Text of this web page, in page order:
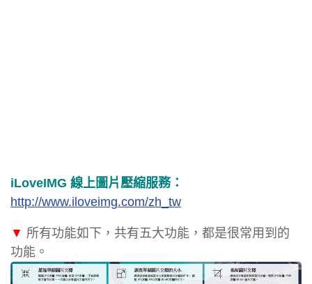
iLoveIMG 線上圖片壓縮服務：
http://www.iloveimg.com/zh_tw
▼ 所有功能如下，共有五大功能，都是很常用到的
功能。